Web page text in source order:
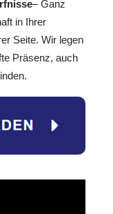
– Ganz
in Ihrer
Seite. Wir legen
Präsenz, auch